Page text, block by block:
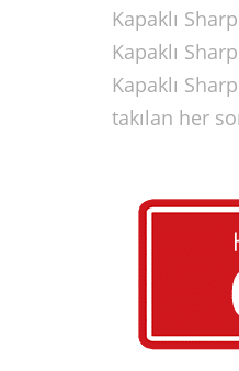
Kapaklı
Kapaklı
Kapaklı
takılan her